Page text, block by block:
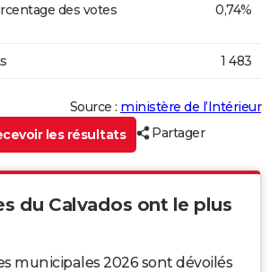
des votes
0,74%
1 483
Source : ministère de l’Intérieur
les résultats
Partager
du Calvados ont le plus
municipales 2026 sont dévoilés